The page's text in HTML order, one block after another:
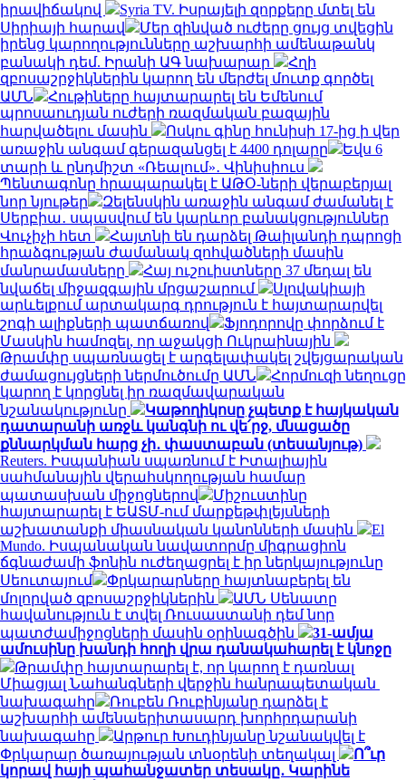
իրավիճակով
Syria TV. Իսրայելի զորքերը մտել են
Սիրիայի հարավ
Մեր զինված ուժերը ցույց տվեցին
իրենց կարողությունները աշխարհի ամենաթանկ
բանակի դեմ. Իրանի ԱԳ նախարար
Հղի
զբոսաշրջիկներին կարող են մերժել մուտք գործել
ԱՄՆ
Հութիները հայտարարել են Եմենում
պրոսաուդյան ուժերի ռազմական բազային
հարվածելու մասին
Ոսկու գինը հունիսի 17-ից ի վեր
առաջին անգամ գերազանցել է 4400 դոլարը
Եվս 6
տարի և ընդմիշտ «Ռեալում»․ Վինիսիուս
Պենտագոնը հրապարակել է ԱԹՕ-ների վերաբերյալ
նոր նյութեր
Զելենսկին առաջին անգամ ժամանել է
Սերբիա․ սպասվում են կարևոր բանակցություններ
Վուչիչի հետ
Հայտնի են դարձել Թաիլանդի դպրոցի
հրաձգության ժամանակ զոհվածների մասին
մանրամասները
Հայ ուշուիստները 37 մեդալ են
նվաճել միջազգային մրցաշարում
Սլովակիայի
արևելքում արտակարգ դրություն է հայտարարվել
շոգի ալիքների պատճառով
Ֆյոդորովը փորձում է
Մասկին համոզել, որ աջակցի Ուկրաինային
Թրամփը սպառնացել է արգելափակել շվեյցարական
ժամացույցների ներմուծումը ԱՄՆ
Հորմուզի նեղուցը
կարող է կորցնել իր ռազմավարական
նշանակությունը
Կաթողիկոսը չպետք է հայկական
դատարանի առջև կանգնի ու վե՛րջ, մնացածը
քննարկման հարց չի․ փաստաբան (տեսանյութ)
Reuters. Իսպանիան սպառնում է Իտալիային
սահմանային վերահսկողության համար
պատասխան միջոցներով
Միշուստինը
հայտարարել է ԵԱՏՄ-ում մարքեթփլեյսների
աշխատանքի միասնական կանոնների մասին
El
Mundo. Իսպանական նավատորմը միգրացիոն
ճգնաժամի ֆոնին ուժեղացրել է իր ներկայությունը
Սեուտայում
Փրկարարները հայտնաբերել են
մոլորված զբոսաշրջիկներին
ԱՄՆ Սենատը
հավանություն է տվել Ռուսաստանի դեմ նոր
պատժամիջոցների մասին օրինագծին
31-ամյա
ամուսինը խանդի հողի վրա դանակահարել է կնոջը
Թրամփը հայտարարել է, որ կարող է դառնալ
Միացյալ Նահանգների վերջին հանրապետական ​​
նախագահը
Ռուբեն Ռուբինյանը դարձել է
աշխարհի ամենաերիտասարդ խորհրդարանի
նախագահը
Արթուր Խուդինյանը նշանակվել է
Փրկարար ծառայության տնօրենի տեղակալ
Ո՞ւր
կորավ հայի պահանջատեր տեսակը․ Կարինե